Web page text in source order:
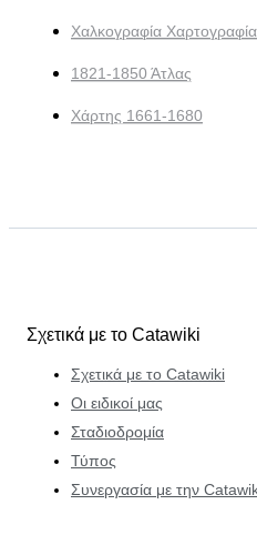
Χαλκογραφία
1821-1850 Άτλας
Χάρτης 1661-1680
Σχετικά με το Catawiki
Σχετικά με το Catawiki
Οι ειδικοί μας
Σταδιοδρομία
Τύπος
Συνεργασία με την